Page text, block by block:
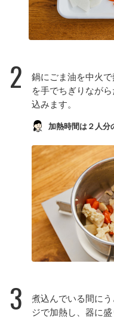
2
鍋にごま油を中火
を手でちぎりなが
込みます。
加熱時間は２人分
3
煮込んでいる間に
ジで加熱し、器に盛